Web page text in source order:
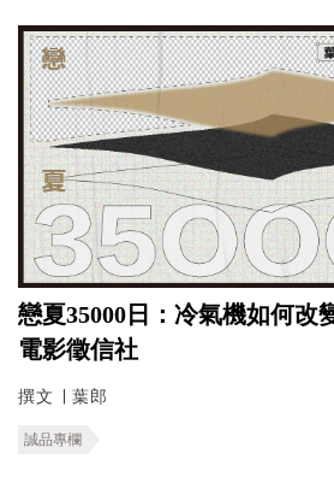
戀夏35000日：冷氣機如何改
電影徵信社
撰文 ∣ 葉郎
誠品專欄